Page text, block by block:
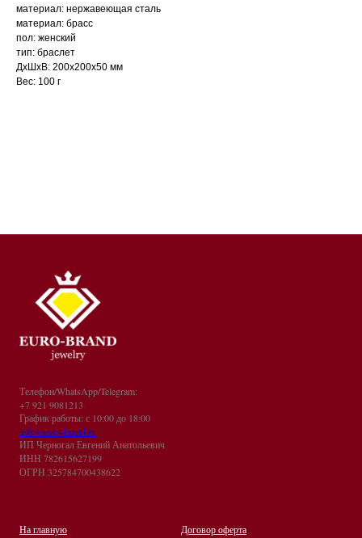
материал: нержавеющая сталь
материал: брасс
пол: женский
тип: браслет
ДxШxВ: 200x200x50 мм
Вес: 100 г
Телефон/WhatsApp/Telegram:
+7 921 9081213
График работы: с 10:00 до 18:00
info@euro-brand.ru
ИП Черногал Евгений Анатольевич
ИНН 782615627199
ОГРН 325784700438622
На главную Договор оферта